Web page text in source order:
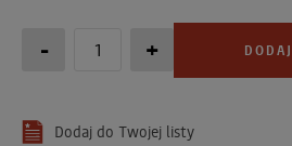
- +
Dodaj do Twojej listy